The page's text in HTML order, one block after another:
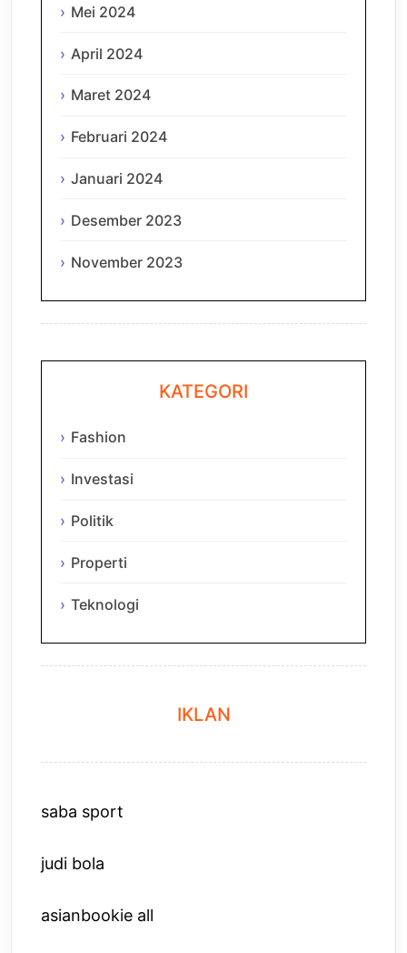
Mei 2024
April 2024
Maret 2024
Februari 2024
Januari 2024
Desember 2023
November 2023
KATEGORI
Fashion
Investasi
Politik
Properti
Teknologi
IKLAN
saba sport
judi bola
asianbookie all